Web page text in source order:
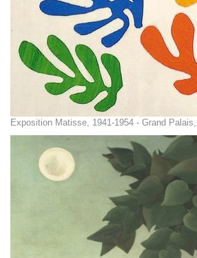
Exposition Matisse, 1941-1954 - Grand